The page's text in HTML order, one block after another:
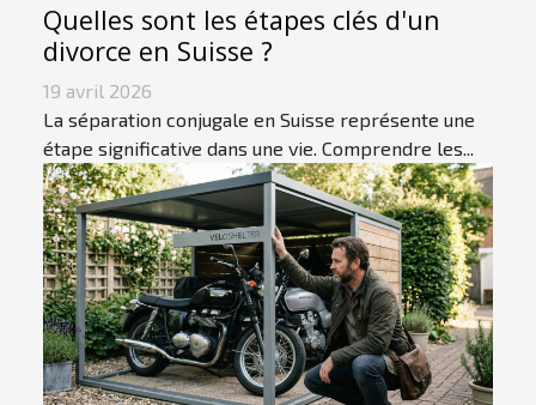
Quelles sont les étapes clés d'un
divorce en Suisse ?
19 avril 2026
La séparation conjugale en Suisse représente une
étape significative dans une vie. Comprendre les...